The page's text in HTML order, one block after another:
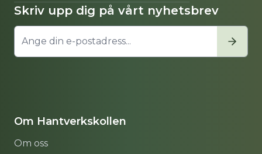
Skriv upp dig på vårt nyhetsbrev
Om Hantverkskollen
Om oss